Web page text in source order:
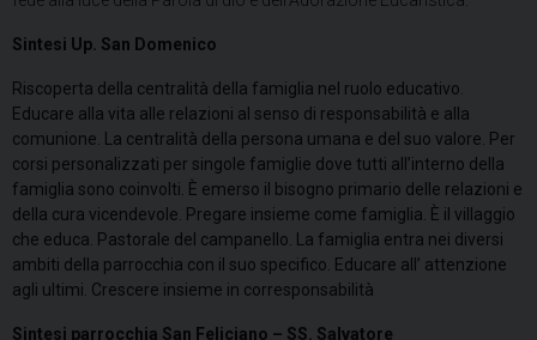
Sintesi Up. San Domenico
Riscoperta della centralità della famiglia nel ruolo educativo.
Educare alla vita alle relazioni al senso di responsabilità e alla
comunione. La centralità della persona umana e del suo valore. Per
corsi personalizzati per singole famiglie dove tutti all’interno della
famiglia sono coinvolti. È emerso il bisogno primario delle relazioni e
della cura vicendevole. Pregare insieme come famiglia. È il villaggio
che educa. Pastorale del campanello. La famiglia entra nei diversi
ambiti della parrocchia con il suo specifico. Educare all’ attenzione
agli ultimi. Crescere insieme in corresponsabilità
Sintesi parrocchia San Feliciano – SS. Salvatore